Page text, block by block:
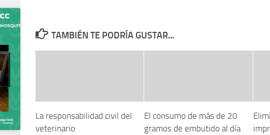
TAMBIÉN TE PODRÍA GUSTAR...
La responsabilidad civil del
veterinario
El consumo de más de 20
gramos de embutido al día